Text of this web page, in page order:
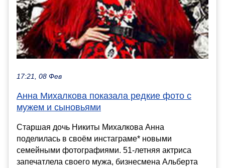
17:21, 08 Фев
Анна Михалкова показала редкие фото с
мужем и сыновьями
Старшая дочь Никиты Михалкова Анна
поделилась в своём инстаграме* новыми
семейными фотографиями. 51-летняя актриса
запечатлела своего мужа, бизнесмена Альберта